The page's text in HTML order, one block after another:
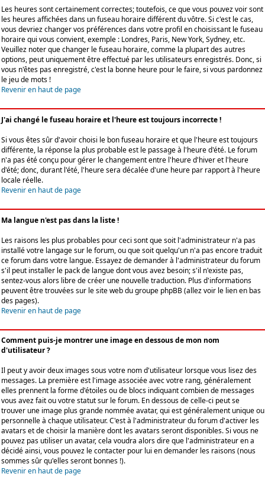
Les heures sont certainement correctes; toutefois, ce que vous pouvez voir sont
les heures affichées dans un fuseau horaire différent du vôtre. Si c'est le cas,
vous devriez changer vos préférences dans votre profil en choisissant le fuseau
horaire qui vous convient, exemple : Londres, Paris, New York, Sydney, etc.
Veuillez noter que changer le fuseau horaire, comme la plupart des autres
options, peut uniquement être effectué par les utilisateurs enregistrés. Donc, si
vous n'êtes pas enregistré, c'est la bonne heure pour le faire, si vous pardonnez
le jeu de mots !
Revenir en haut de page
J'ai changé le fuseau horaire et l'heure est toujours incorrecte !
Si vous êtes sûr d'avoir choisi le bon fuseau horaire et que l'heure est toujours
différente, la réponse la plus probable est le passage à l'heure d'été. Le forum
n'a pas été conçu pour gérer le changement entre l'heure d'hiver et l'heure
d'été; donc, durant l'été, l'heure sera décalée d'une heure par rapport à l'heure
locale réelle.
Revenir en haut de page
Ma langue n'est pas dans la liste !
Les raisons les plus probables pour ceci sont que soit l'administrateur n'a pas
installé votre langage sur le forum, ou que soit quelqu'un n'a pas encore traduit
ce forum dans votre langue. Essayez de demander à l'administrateur du forum
s'il peut installer le pack de langue dont vous avez besoin; s'il n'existe pas,
sentez-vous alors libre de créer une nouvelle traduction. Plus d'informations
peuvent être trouvées sur le site web du groupe phpBB (allez voir le lien en bas
des pages).
Revenir en haut de page
Comment puis-je montrer une image en dessous de mon nom
d'utilisateur ?
Il peut y avoir deux images sous votre nom d'utilisateur lorsque vous lisez des
messages. La première est l'image associée avec votre rang, généralement
elles prennent la forme d'étoiles ou de blocs indiquant combien de messages
vous avez fait ou votre statut sur le forum. En dessous de celle-ci peut se
trouver une image plus grande nommée avatar, qui est généralement unique ou
personnelle à chaque utilisateur. C'est à l'administrateur du forum d'activer les
avatars et de choisir la manière dont les avatars seront disponibles. Si vous ne
pouvez pas utiliser un avatar, cela voudra alors dire que l'administrateur en a
décidé ainsi, vous pouvez le contacter pour lui en demander les raisons (nous
sommes sûr qu'elles seront bonnes !).
Revenir en haut de page